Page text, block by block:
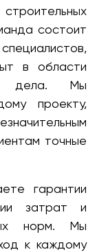
состоит
в области
дела. Мы
проекту,
точные
гарантии
затрат и
норм. Мы
к каждому